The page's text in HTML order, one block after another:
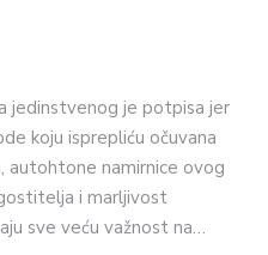
jedinstvenog je potpisa jer
koju isprepliću očuvana
autohtone namirnice ovog
i marljivost
sve veću važnost na…